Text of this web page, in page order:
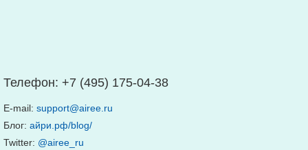
Телефон: +7 (495) 175-04-38
E-mail: support@airee.ru
Блог: айри.рф/blog/
Twitter: @airee_ru